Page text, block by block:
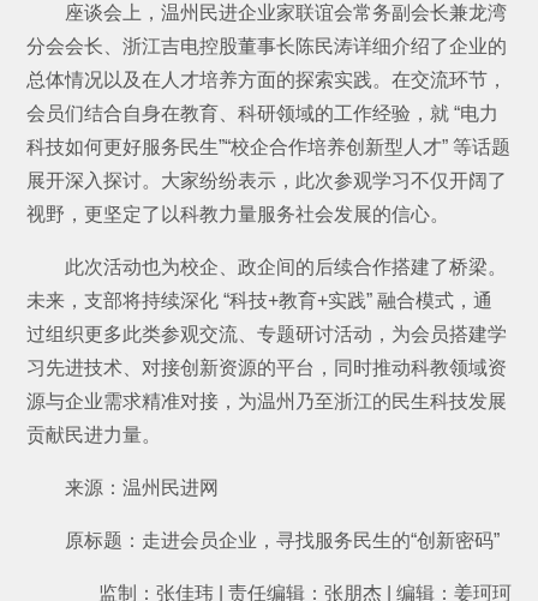
座谈会上，温州民进企业家联谊会常务副会长兼龙湾
分会会长、浙江吉电控股董事长陈民涛详细介绍了企业的
总体情况以及在人才培养方面的探索实践。在交流环节，
会员们结合自身在教育、科研领域的工作经验，就 “电力
科技如何更好服务民生”“校企合作培养创新型人才” 等话题
展开深入探讨。大家纷纷表示，此次参观学习不仅开阔了
视野，更坚定了以科教力量服务社会发展的信心。
此次活动也为校企、政企间的后续合作搭建了桥梁。
未来，支部将持续深化 “科技+教育+实践” 融合模式，通
过组织更多此类参观交流、专题研讨活动，为会员搭建学
习先进技术、对接创新资源的平台，同时推动科教领域资
源与企业需求精准对接，为温州乃至浙江的民生科技发展
贡献民进力量。
来源：温州民进网
原标题：走进会员企业，寻找服务民生的“创新密码”
监制：张佳玮 | 责任编辑：张朋杰 | 编辑：姜珂珂